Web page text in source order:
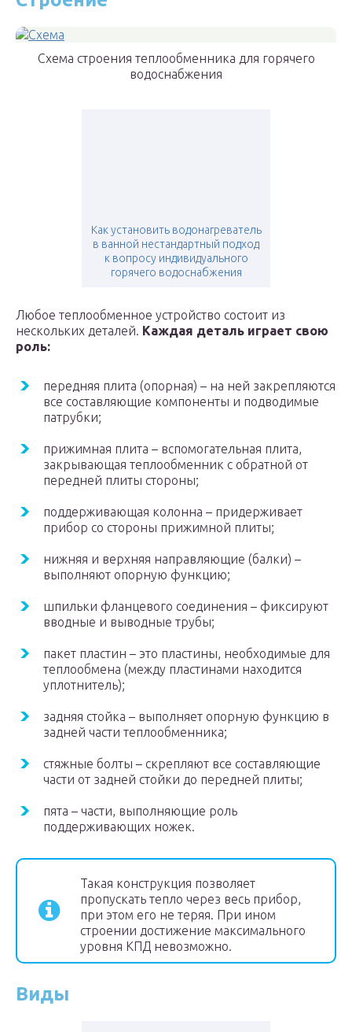
Схема строения теплообменника для горячего
водоснабжения
Как установить водонагреватель
в ванной нестандартный подход
к вопросу индивидуального
горячего водоснабжения
Любое теплообменное устройство состоит из
нескольких деталей. Каждая деталь играет свою
роль:
передняя плита (опорная) – на ней закрепляются
все составляющие компоненты и подводимые
патрубки;
прижимная плита – вспомогательная плита,
закрывающая теплообменник с обратной от
передней плиты стороны;
поддерживающая колонна – придерживает
прибор со стороны прижимной плиты;
нижняя и верхняя направляющие (балки) –
выполняют опорную функцию;
шпильки фланцевого соединения – фиксируют
вводные и выводные трубы;
пакет пластин – это пластины, необходимые для
теплообмена (между пластинами находится
уплотнитель);
задняя стойка – выполняет опорную функцию в
задней части теплообменника;
стяжные болты – скрепляют все составляющие
части от задней стойки до передней плиты;
пята – части, выполняющие роль
поддерживающих ножек.
Такая конструкция позволяет
пропускать тепло через весь прибор,
при этом его не теряя. При ином
строении достижение максимального
уровня КПД невозможно.
Виды